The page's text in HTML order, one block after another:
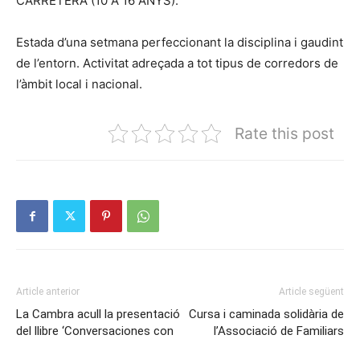
Estada d’una setmana perfeccionant la disciplina i gaudint
de l’entorn. Activitat adreçada a tot tipus de corredors de
l’àmbit local i nacional.
Rate this post
Article anterior
La Cambra acull la presentació
del llibre ‘Conversaciones con
Article següent
Cursa i caminada solidària de
l’Associació de Familiars